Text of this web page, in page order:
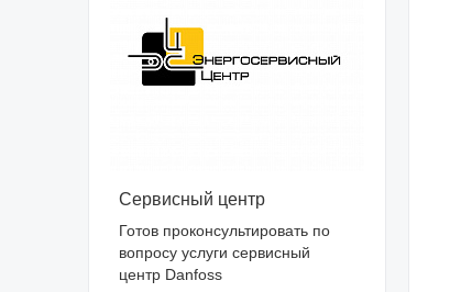
Сервисный центр
Готов проконсультировать по
вопросу услуги сервисный
центр Danfoss